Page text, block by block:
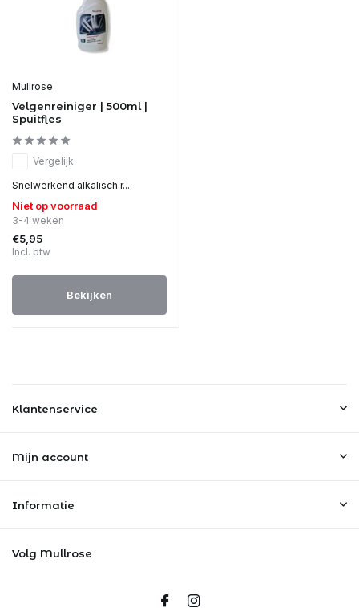
Mullrose
Velgenreiniger | 500ml |
Spuitfles
Vergelijk
Snelwerkend alkalisch r...
Niet op voorraad
3-4 weken
€5,95
Incl. btw
Bekijken
Klantenservice
Mijn account
Informatie
Volg Mullrose